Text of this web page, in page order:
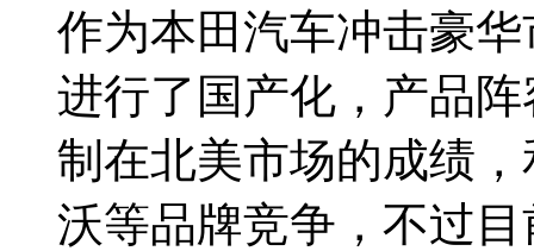
作为本田汽车冲击豪
进行了国产化，产品
制在北美市场的成绩
沃等品牌竞争，不过目